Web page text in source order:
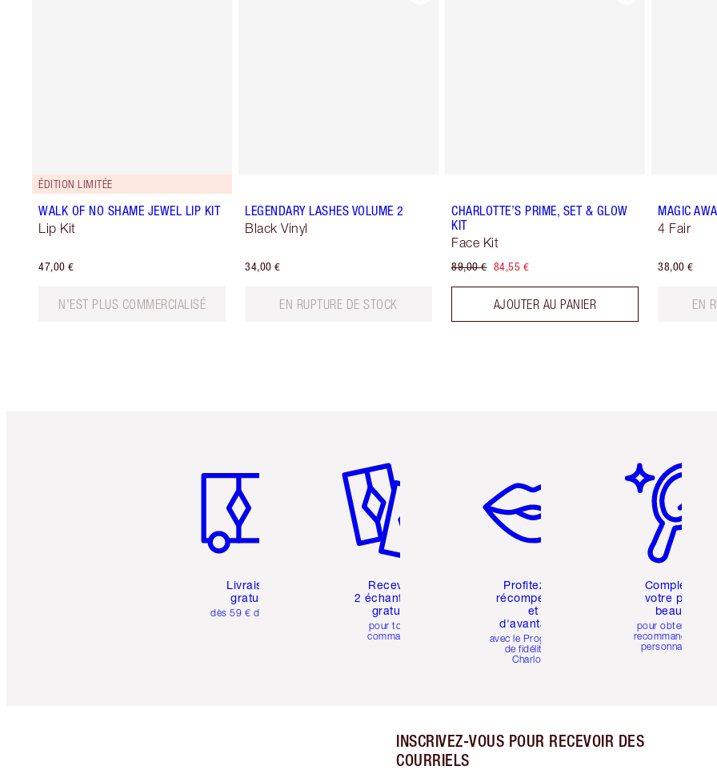
ÉDITION LIMITÉE
WALK OF NO SHAME JEWEL LIP KIT
Lip Kit
47,00 €
N'EST PLUS COMMERCIALISÉ
LEGENDARY LASHES VOLUME 2
Black Vinyl
34,00 €
EN RUPTURE DE STOCK
CHARLOTTE’S PRIME, SET & GLOW
KIT
Face Kit
89,00 € 84,55 €
AJOUTER AU PANIER
MAGIC
4 Fair
38,00 €
EN
Livraison
gratuite
dès 59 € d'achats
Recevez
2 échantillons
gratuits
pour toute
commande
Profitez de
récompenses
et
d'avantages
avec le Programme
de fidélité de
Charlotte
Complétez
votre profil
beauté
pour obtenir des
recommandations
personnalisées
INSCRIVEZ-VOUS POUR RECEVOIR DES
COURRIELS